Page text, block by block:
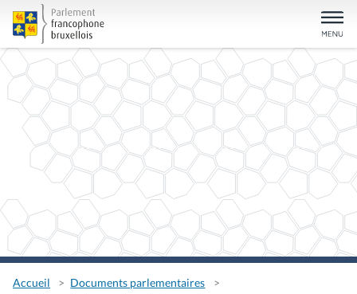
Accueil
Documents parlementaires